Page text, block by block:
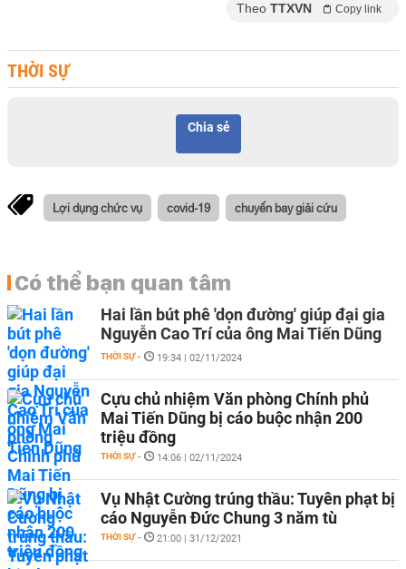
Theo TTXVN Copy link
THỜI SỰ
Chia sẻ
Lợi dụng chức vụ covid-19 chuyến bay giải cứu
Có thể bạn quan tâm
Hai lần bút phê 'dọn đường' giúp đại gia
Nguyễn Cao Trí của ông Mai Tiến Dũng
THỜI SỰ - 19:34 | 02/11/2024
Cựu chủ nhiệm Văn phòng Chính phủ
Mai Tiến Dũng bị cáo buộc nhận 200
triệu đồng
THỜI SỰ - 14:06 | 02/11/2024
Vụ Nhật Cường trúng thầu: Tuyên phạt bị
cáo Nguyễn Đức Chung 3 năm tù
THỜI SỰ - 21:00 | 31/12/2021